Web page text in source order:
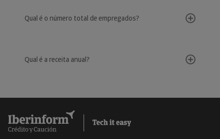
Qual é o número total de empregados?
Qual é a receita anual?